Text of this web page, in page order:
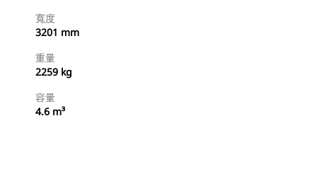
寬度
3201 mm
重量
2259 kg
容量
4.6 m³